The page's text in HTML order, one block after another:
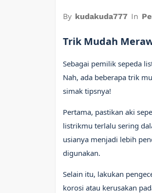
By kudakuda777 In
Trik Mudah
Sebagai pemilik sepeda
Nah, ada beberapa trik
simak tipsnya!
Pertama, pastikan aki
listrikmu terlalu sering
usianya menjadi lebih
digunakan.
Selain itu, lakukan
korosi atau kerusakan